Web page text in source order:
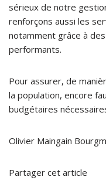
sérieux de notre
renforçons aussi les
notamment grâce à
performants.
Pour assurer, de
la population, encore
budgétaires
Olivier Maingain
Partager cet article